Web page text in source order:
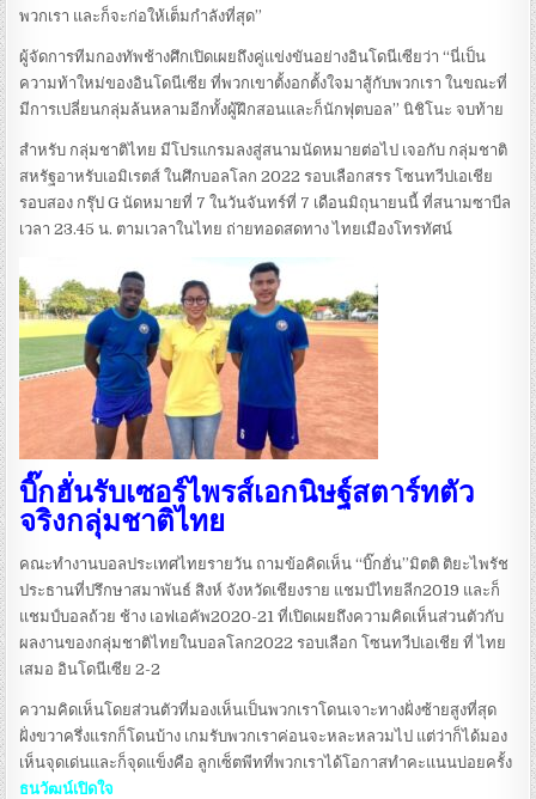
พวกเรา และก็จะก่อให้เต็มกำลังที่สุด”
ผู้จัดการทีมกองทัพช้างศึกเปิดเผยถึงคู่แข่งขันอย่างอินโดนีเซียว่า “นี่เป็น
ความท้าใหม่ของอินโดนีเซีย ที่พวกเขาตั้งอกตั้งใจมาสู้กับพวกเรา ในขณะที่
มีการเปลี่ยนกลุ่มล้นหลามอีกทั้งผู้ฝึกสอนและก็นักฟุตบอล” นิชิโนะ จบท้าย
สำหรับ กลุ่มชาติไทย มีโปรแกรมลงสู่สนามนัดหมายต่อไป เจอกับ กลุ่มชาติ
สหรัฐอาหรับเอมิเรตส์ ในศึกบอลโลก 2022 รอบเลือกสรร โซนทวีปเอเชีย
รอบสอง กรุ๊ป G นัดหมายที่ 7 ในวันจันทร์ที่ 7 เดือนมิถุนายนนี้ ที่สนามซาบีล
เวลา 23.45 น. ตามเวลาในไทย ถ่ายทอดสดทาง ไทยเมืองโทรทัศน์
บิ๊กฮั่นรับเซอร์ไพรส์​เอกนิษฐ์สตาร์ทตัว
จริงกลุ่มชาติไทย
คณะทำงานบอลประเทศไทยรายวัน​ ถามข้อคิดเห็น​ “บิ๊กฮั่น”มิตติ​ ติ​ยะ​ไพรัช​
ประธาน​ที่ปรึกษาสมาพันธ์​ สิงห์​ จังหวัดเชียงราย​ แชมป์ไทยลีก2019​ และก็
แชมป์บอลถ้วย​ ช้าง​ เอฟเอคัพ​2020-21​ ที่เปิดเผยถึงความคิดเห็นส่วนตัวกับ
ผลงานของกลุ่มชาติไทย​ในบอลโลก2022 ​รอบเลือก​ โซนทวีปเอเชีย​ ที่​ ไทย​
เสมอ​ อิน​โดนีเซีย​ 2-2
ความคิดเห็นโดยส่วนตัวที่มองเห็นเป็นพวกเราโดนเจาะทางฝั่งซ้ายสูงที่สุด​
ฝั่งขวาครึ่งแรกก็โดนบ้าง​ เกมรับพวกเราค่อนจะหละหลวมไป แต่ว่าก็ได้มอง
เห็นจุดเด่นและก็จุดแข็งคือ​ ลูกเซ็ตพีทที่พวกเราได้โอกาสทำคะแนนบ่อยครั้ง
ธนวัฒน์เปิดใจ